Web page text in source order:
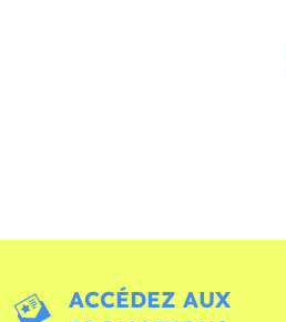
ACCÉDEZ AUX